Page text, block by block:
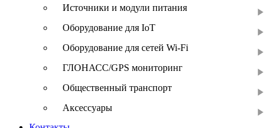
Источники и модули питания
Оборудование для IoT
Оборудование для сетей Wi-Fi
ГЛОНАСС/GPS мониторинг
Общественный транспорт
Аксессуары